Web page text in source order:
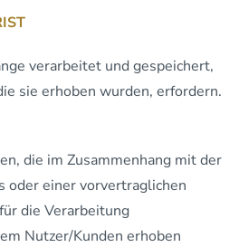
verarbeitet und gespeichert,
sie erhoben wurden, erfordern.
die im Zusammenhang mit der
oder einer vorvertraglichen
die Verarbeitung
Nutzer/Kunden erhoben